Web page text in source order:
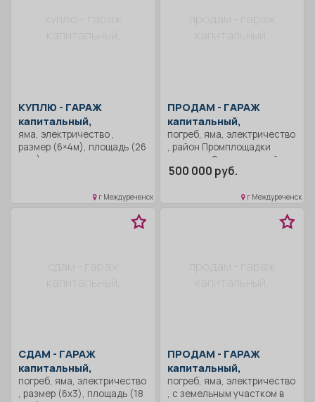
куплю - гараж
капитальный,
КУПЛЮ - ГАРАЖ
капитальный,
яма, электричество ,
размер (6×4м), площадь (26
кв.м), с документами, со
текла. В районе КПД и
сразу наличной. В размере
г Междуреченск
продам - гараж
капитальный,
ПРОДАМ - ГАРАЖ
капитальный,
погреб, яма, электричество
, район Промплощадки
разреза «Ольжерасский»,
напротив ш. Усинская, 1-й
возможность оформления в
500 000 руб.
г Междуреченск
сдам - гараж
СДАМ - ГАРАЖ
капитальный,
погреб, яма, электричество
, размер (6х3), площадь (18
продам - гараж
ПРОДАМ - ГАРАЖ
капитальный,
погреб, яма, электричество
, c земельным участком в